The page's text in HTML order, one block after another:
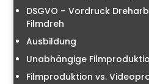
DSGVO – Vordruck
Filmdreh
Ausbildung
Unabhängige
Filmproduktion vs.